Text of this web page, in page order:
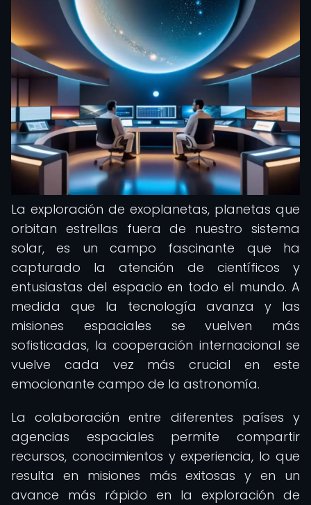
La exploración de exoplanetas, planetas que
orbitan estrellas fuera de nuestro sistema
solar, es un campo fascinante que ha
capturado la atención de científicos y
entusiastas del espacio en todo el mundo. A
medida que la tecnología avanza y las
misiones espaciales se vuelven más
sofisticadas, la cooperación internacional se
vuelve cada vez más crucial en este
emocionante campo de la astronomía.
La colaboración entre diferentes países y
agencias espaciales permite compartir
recursos, conocimientos y experiencia, lo que
resulta en misiones más exitosas y en un
avance más rápido en la exploración de